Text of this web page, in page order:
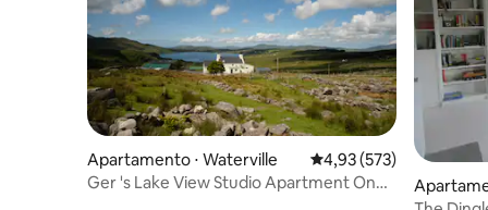
Apartamento ⋅ Waterville 4,93 de uma avaliação
4,93 (573)
Ger 's Lake View Studio Apartment On